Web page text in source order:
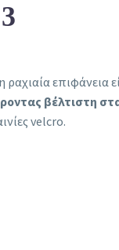
επιφάνεια
βέλτιστη
velcro.